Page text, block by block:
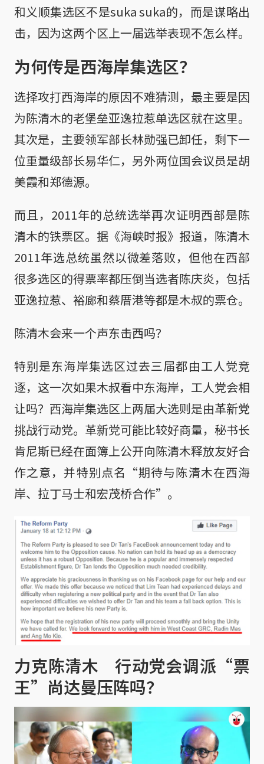
和义顺集选区不是suka suka的，而是谋略出
击，因为这两个区上一届选举表现不怎么样。
为何传是西海岸集选区？
选择攻打西海岸的原因不难猜测，最主要是因
为陈清木的老堡垒亚逸拉惹单选区就在这里。
其次是，主要领军部长林勋强已卸任，剩下一
位重量级部长易华仁，另外两位国会议员是胡
美霞和郑德源。
而且，2011年的总统选举再次证明西部是陈
清木的铁票区。据《海峡时报》报道，陈清木
2011年选总统虽然以微差落败，但他在西部
很多选区的得票率都压倒当选者陈庆炎，包括
亚逸拉惹、裕廊和蔡厝港等都是木叔的票仓。
陈清木会来一个声东击西吗？
特别是东海岸集选区过去三届都由工人党竞
逐，这一次如果木叔看中东海岸，工人党会相
让吗？西海岸集选区上两届大选则是由革新党
挑战行动党。革新党可能比较好商量，秘书长
肯尼斯已经在面簿上公开向陈清木释放友好合
作之意，并特别点名“期待与陈清木在西海
岸、拉丁马士和宏茂桥合作”。
力克陈清木 行动党会调派“票
王”尚达曼压阵吗？